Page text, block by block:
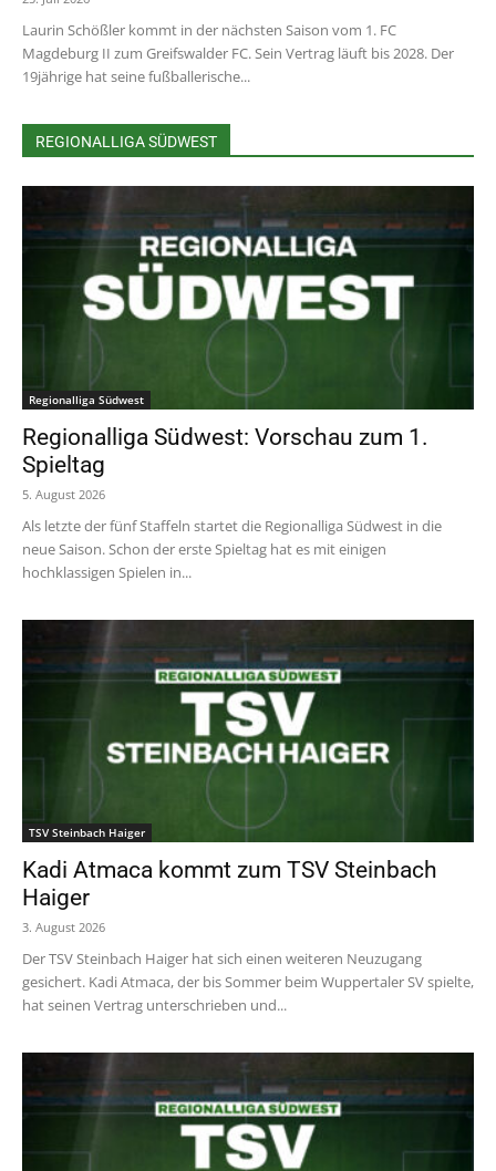
Laurin Schößler kommt in der nächsten Saison vom 1. FC
Magdeburg II zum Greifswalder FC. Sein Vertrag läuft bis 2028. Der
19jährige hat seine fußballerische...
REGIONALLIGA SÜDWEST
Regionalliga Südwest
Regionalliga Südwest: Vorschau zum 1.
Spieltag
5. August 2026
Als letzte der fünf Staffeln startet die Regionalliga Südwest in die
neue Saison. Schon der erste Spieltag hat es mit einigen
hochklassigen Spielen in...
TSV Steinbach Haiger
Kadi Atmaca kommt zum TSV Steinbach
Haiger
3. August 2026
Der TSV Steinbach Haiger hat sich einen weiteren Neuzugang
gesichert. Kadi Atmaca, der bis Sommer beim Wuppertaler SV spielte,
hat seinen Vertrag unterschrieben und...